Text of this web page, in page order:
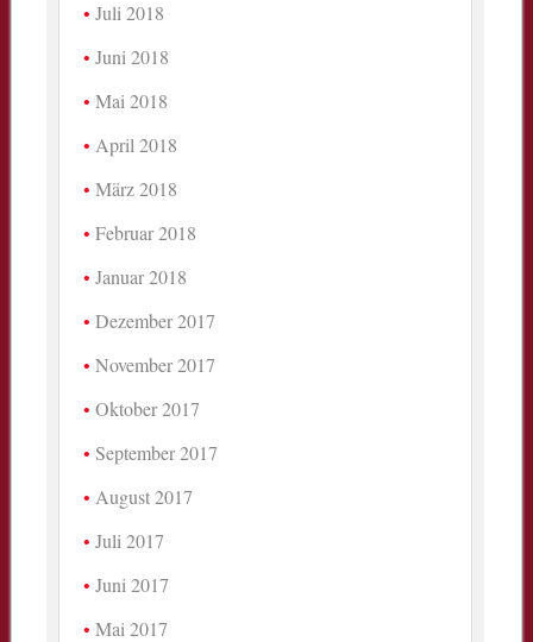
Juli 2018
Juni 2018
Mai 2018
April 2018
März 2018
Februar 2018
Januar 2018
Dezember 2017
November 2017
Oktober 2017
September 2017
August 2017
Juli 2017
Juni 2017
Mai 2017